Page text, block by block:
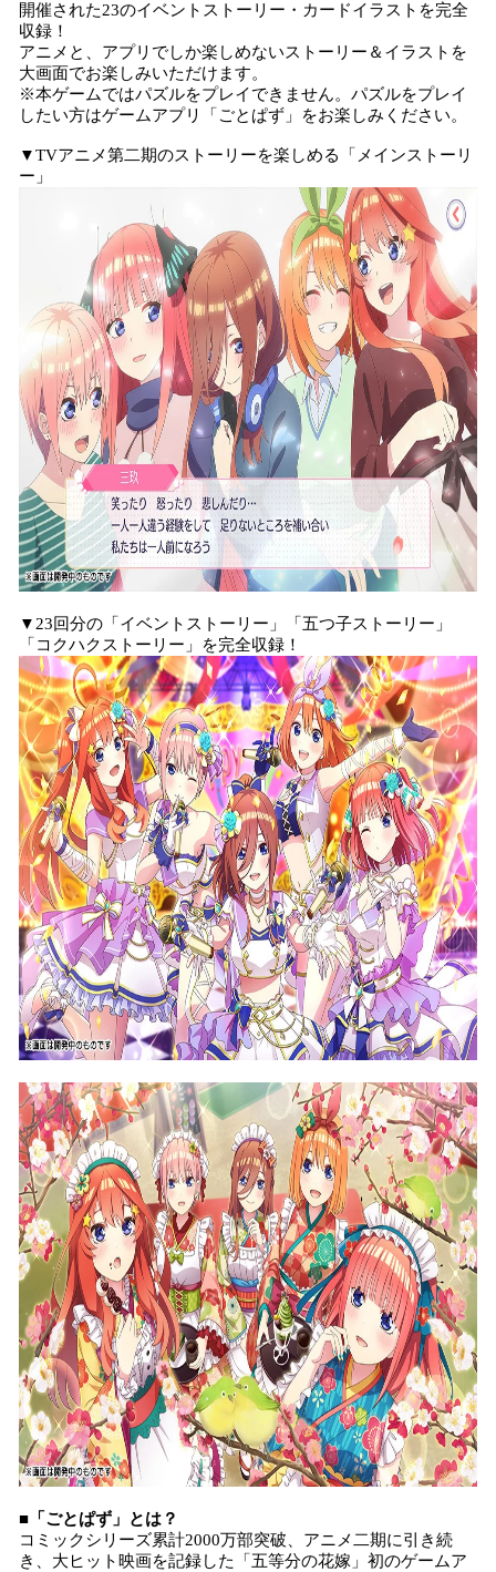
開催された23のイベントストーリー・カードイラストを完全
収録！
アニメと、アプリでしか楽しめないストーリー＆イラストを
大画面でお楽しみいただけます。
※本ゲームではパズルをプレイできません。パズルをプレイ
したい方はゲームアプリ「ごとぱず」をお楽しみください。
▼TVアニメ第二期のストーリーを楽しめる「メインストーリ
ー」
▼23回分の「イベントストーリー」「五つ子ストーリー」
「コクハクストーリー」を完全収録！
■「ごとぱず」とは？
コミックシリーズ累計2000万部突破、アニメ二期に引き続
き、大ヒット映画を記録した「五等分の花嫁」初のゲームア